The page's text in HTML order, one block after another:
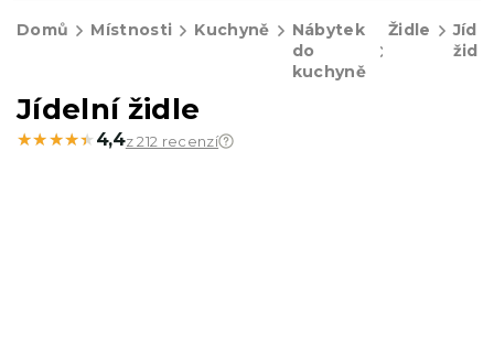
Domů Místnosti Kuchyně
Nábytek
do
kuchyně
Židle
židle
Jídelní židle
★★★★★
★★★★★ 4,4z 212 recenzí